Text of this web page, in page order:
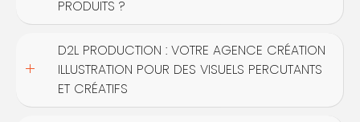
PRODUITS ?
D2L PRODUCTION : VOTRE AGENCE CRÉATION
ILLUSTRATION POUR DES VISUELS PERCUTANTS
ET CRÉATIFS